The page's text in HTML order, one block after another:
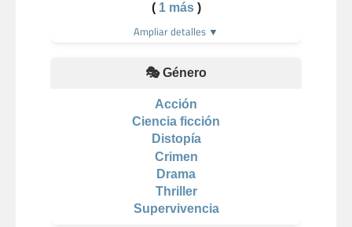
( 1 más)
Ampliar detalles ▼
🎭 Género
Acción
Ciencia ficción
Distopía
Crimen
Drama
Thriller
Supervivencia